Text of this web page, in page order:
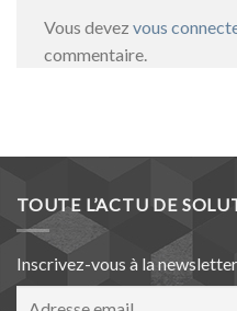
Vous devez vous
commentaire.
TOUTE L’ACTU DE
Inscrivez-vous à la newsletter